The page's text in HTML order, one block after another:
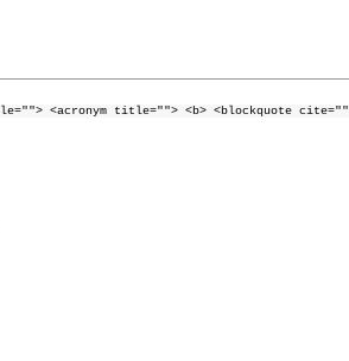
<acronym title=""> <b> <blockquote cite="">